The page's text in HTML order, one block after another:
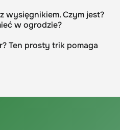
wysięgnikiem. Czym jest?
w ogrodzie?
Ten prosty trik pomaga